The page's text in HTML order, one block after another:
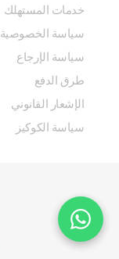
خدمات المستهلك
سياسة الخصوصية
سياسة الإرجاع
طرق الدفع
الإشعار القانوني
سياسة الكوكيز